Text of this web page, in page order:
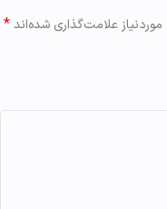
علامت‌گذاری شده‌اند*